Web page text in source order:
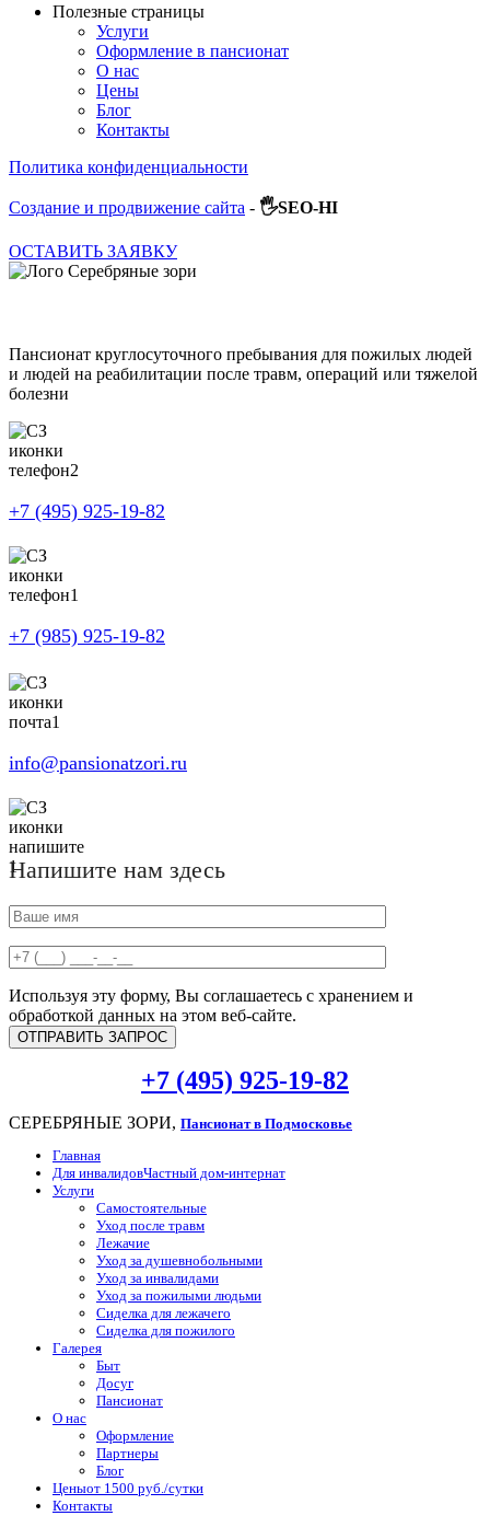
Полезные страницы
Услуги
Оформление в пансионат
О нас
Цены
Блог
Контакты
Политика конфиденциальности
Создание и продвижение сайта - 🖐SEO-HI
ОСТАВИТЬ ЗАЯВКУ
Пансионат круглосуточного пребывания для пожилых людей
и людей на реабилитации после травм, операций или тяжелой
болезни
+7 (495) 925-19-82
+7 (985) 925-19-82
info@pansionatzori.ru
Напишите нам здесь
Используя эту форму, Вы соглашаетесь с хранением и
обработкой данных на этом веб-сайте.
+7 (495) 925-19-82
СЕРЕБРЯНЫЕ ЗОРИ, Пансионат в Подмосковье
Главная
Для инвалидовЧастный дом-интернат
Услуги
Самостоятельные
Уход после травм
Лежачие
Уход за душевнобольными
Уход за инвалидами
Уход за пожилыми людьми
Сиделка для лежачего
Сиделка для пожилого
Галерея
Быт
Досуг
Пансионат
О нас
Оформление
Партнеры
Блог
Ценыот 1500 руб./сутки
Контакты